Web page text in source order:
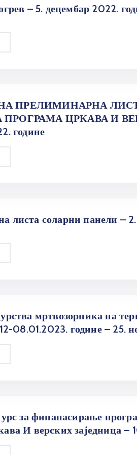
– 5. децембар 2022.
ПРЕЛИМИНАРНА
ЦРКАВА И
године
листа соларни панели –
мртвозорника на
08.01.2023. године – 25.
за финанасирање
И верских заједница –